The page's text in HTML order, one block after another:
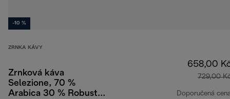
-10 %
ZRNKA KÁVY
Zrnková káva
Selezione, 70 %
Arabica 30 % Robusta,
658,00
729,00
Doporučená